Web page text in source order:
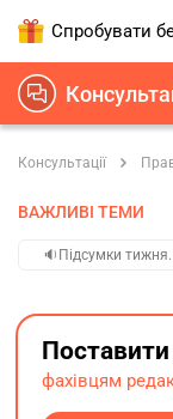
Спробувати
Консультації
ВАЖЛИВІ ТЕМИ
🔉Підсумки
фахівцям